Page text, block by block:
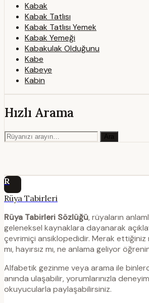
Kabak
Kabak Tatlısı
Kabak Tatlısı Yemek
Kabak Yemeği
Kabakulak Olduğunu
Kabe
Kabeye
Kabin
Hızlı Arama
Ara
R
Rüya Tabirleri
Rüya Tabirleri Sözlüğü, rüyaların
geleneksel kaynaklara dayanarak
çevrimiçi ansiklopedidir. Merak ettiğiniz
mı, hayırsız mı, ne anlama geliyor
Alfabetik gezinme veya arama ile
anında ulaşabilir, yorumlarınızla
okuyucularla paylaşabilirsiniz.